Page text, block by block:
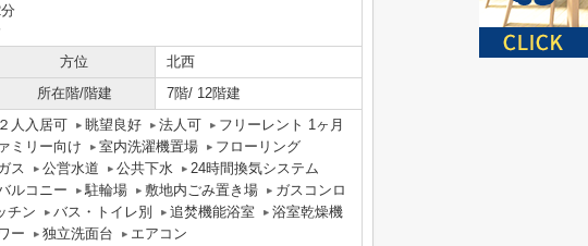
方位
北西
所在階/階建 7階/ 12階建
２人入居可 眺望良好 法人可
フリーレント 1ヶ月
ミリー向け 室内洗濯機置場
フローリング
ス 公営水道 公共下水
24時間換気システム
ルコニー 駐輪場 敷地内ごみ置き場
ガスコンロ
チン バス・トイレ別 追焚機能浴室
浴室乾燥機
ー 独立洗面台
エアコン